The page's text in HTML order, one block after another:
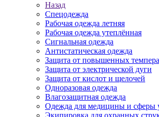
Назад
Спецодежда
Рабочая одежда летняя
Рабочая одежда утеплённая
Сигнальная одежда
Антистатическая одежда
Защита от повышенных
Защита от электрической дуги
Защита от кислот и щелочей
Одноразовая одежда
Влагозащитная одежда
Одежда для медицины и сферы
Экипировка для охранных